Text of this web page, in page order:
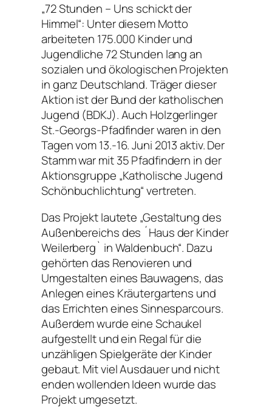
„72 Stunden – Uns schickt der
Himmel“: Unter diesem Motto
arbeiteten 175.000 Kinder und
Jugendliche 72 Stunden lang an
sozialen und ökologischen Projekten
in ganz Deutschland. Träger dieser
Aktion ist der Bund der katholischen
Jugend (BDKJ). Auch Holzgerlinger
St.-Georgs-Pfadfinder waren in den
Tagen vom 13.-16. Juni 2013 aktiv. Der
Stamm war mit 35 Pfadfindern in der
Aktionsgruppe „Katholische Jugend
Schönbuchlichtung“ vertreten.
Das Projekt lautete „Gestaltung des
Außenbereichs des ´Haus der Kinder
Weilerberg` in Waldenbuch“. Dazu
gehörten das Renovieren und
Umgestalten eines Bauwagens, das
Anlegen eines Kräutergartens und
das Errichten eines Sinnesparcours.
Außerdem wurde eine Schaukel
aufgestellt und ein Regal für die
unzähligen Spielgeräte der Kinder
gebaut. Mit viel Ausdauer und nicht
enden wollenden Ideen wurde das
Projekt umgesetzt.